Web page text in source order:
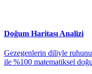
Doğum Haritası Analizi
Gezegenlerin diliyle
ile %100 matematiksel